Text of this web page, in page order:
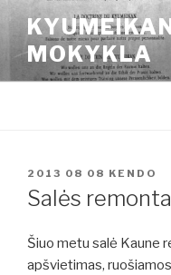
Eiti
prie
turinioMOKYKLA
PASKELBTA
2013 08 08 KENDO
Salės
Šiuo metu salė Kaune
apšvietimas,